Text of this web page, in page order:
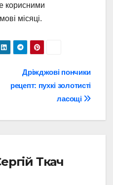
корисними
місяці.
Дріжджові пончики
рецепт: пухкі золотисті
ласощі
Ткач